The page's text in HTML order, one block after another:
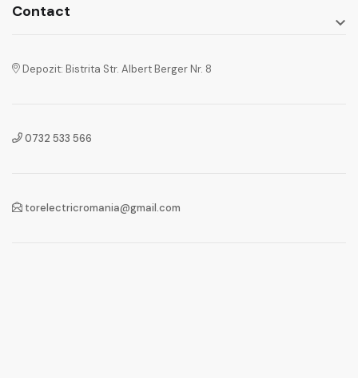
Contact

Depozit: Bistrita Str. Albert Berger Nr. 8
0732 533 566
torelectricromania@gmail.com